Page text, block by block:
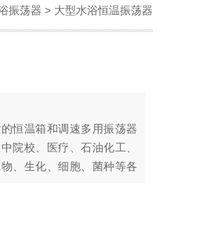
振荡器 > 大型水浴恒温振荡器
恒温箱和调速多用振荡器
院校、医疗、石油化工、
、生化、细胞、菌种等各
一定摇瓶速度和温度下对